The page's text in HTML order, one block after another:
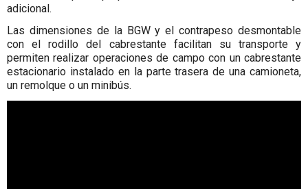
adicional.
Las dimensiones de la BGW y el contrapeso desmontable
con el rodillo del cabrestante facilitan su transporte y
permiten realizar operaciones de campo con un cabrestante
estacionario instalado en la parte trasera de una camioneta,
un remolque o un minibús.